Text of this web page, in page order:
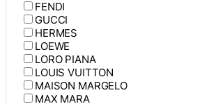
FENDI
GUCCI
HERMES
LOEWE
LORO PIANA
LOUIS VUITTON
MAISON MARGELO
MAX MARA